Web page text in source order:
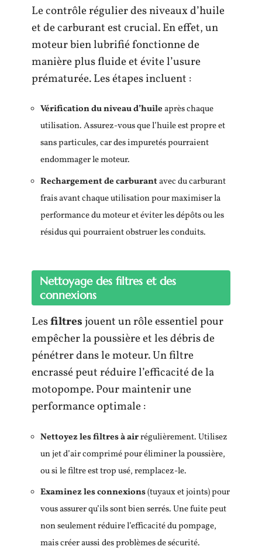
Le contrôle régulier des niveaux d’huile
et de carburant est crucial. En effet, un
moteur bien lubrifié fonctionne de
manière plus fluide et évite l’usure
prématurée. Les étapes incluent :
Vérification du niveau d’huileaprès chaque
utilisation. Assurez-vous que l’huile est propre et
sans particules, car des impuretés pourraient
endommager le moteur.
Rechargement de carburantavec du carburant
frais avant chaque utilisation pour maximiser la
performance du moteur et éviter les dépôts ou les
résidus qui pourraient obstruer les conduits.
Nettoyage des filtres et des
connexions
Lesfiltresjouent un rôle essentiel pour
empêcher la poussière et les débris de
pénétrer dans le moteur. Un filtre
encrassé peut réduire l’efficacité de la
motopompe. Pour maintenir une
performance optimale :
Nettoyez les filtres à airrégulièrement. Utilisez
un jet d’air comprimé pour éliminer la poussière,
ou si le filtre est trop usé, remplacez-le.
Examinez les connexions(tuyaux et joints) pour
vous assurer qu’ils sont bien serrés. Une fuite peut
non seulement réduire l’efficacité du pompage,
mais créer aussi des problèmes de sécurité.